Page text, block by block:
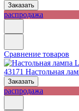
Заказать
распродажа
Сравнение товаров
43171 Настольная
Заказать
распродажа